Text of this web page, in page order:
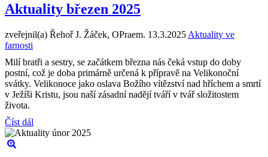
Aktuality březen 2025
zveřejnil(a) Řehoř J. Žáček, OPraem. 13.3.2025 Aktuality ve
farnosti
Milí bratři a sestry, se začátkem března nás čeká vstup do doby
postní, což je doba primárně určená k přípravě na Velikonoční
svátky. Velikonoce jako oslava Božího vítězství nad hříchem a smrtí
v Ježíši Kristu, jsou naší zásadní nadějí tváří v tvář složitostem
života.
Číst dál